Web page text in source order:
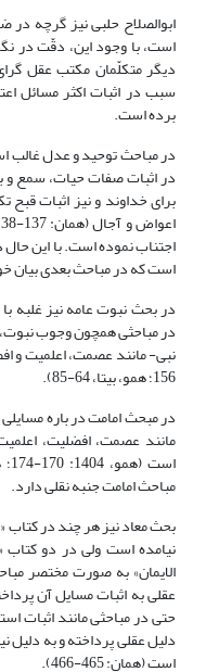
ابوالصلاح حلبی نیز گرچه
است، با وجود این، دقّت در
دیگر متکلّمان مکتب عقل
سبب در اثبات اکثر مسائل
برده است.
در مباحث توحید و عدل غالب
اجتناب نموده است. با این حال
است که در مباحث بعدی بیان
در بحث نبوت عامه نیز غلبه
در مباحثی همچون وجوب
156؛ همو، بی‏تا، 64-85).
در مبحث امامت در باره
مانند عصمت، افضلیت،
مباحث امامت جنبه نقلی دارد.
بحث معاد نیز هر چند در کتاب
نیامده است ولی در دو کتاب
الایمان» به صورت مختصر
حتی در مباحثی مانند اثبات
دلیل عقلی پرداخته و به دلیل
است (همان: 465-466).